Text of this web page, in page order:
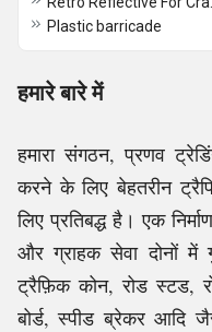
Plastic barricade
हमारे बारे में
हमारा संगठन, प्रणव
करने के लिए बेहतरीन
लिए प्रतिबद्ध है। एक
और ग्राहक सेवा दोनों
ट्रैफ़िक कोन, रोड स्टड,
बोर्ड, स्पीड ब्रेकर आदि